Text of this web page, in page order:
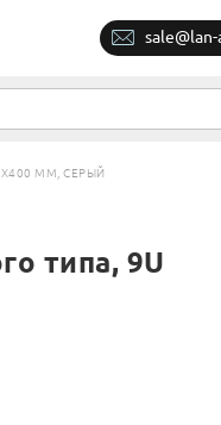
ММ, СЕРЫЙ
типа, 9U